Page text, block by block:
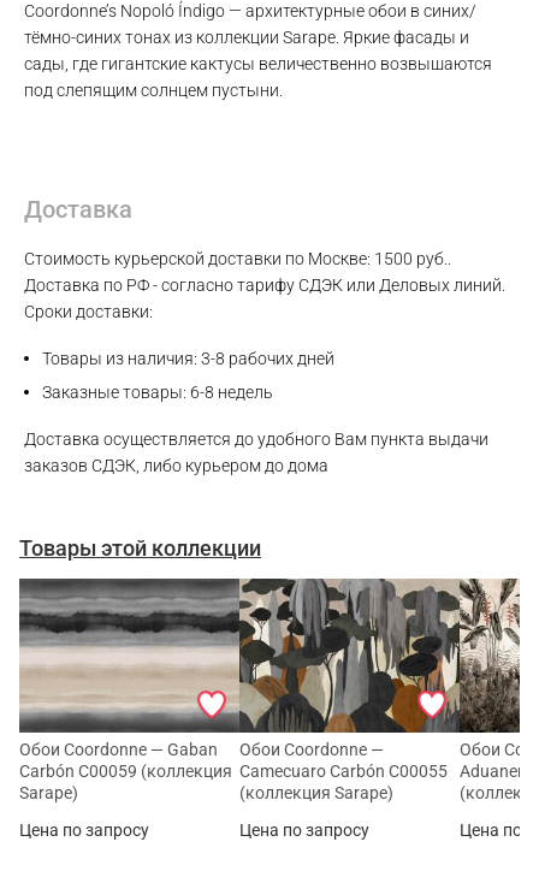
Coordonne’s Nopoló Índigo — архитектурные обои в синих/
тёмно-синих тонах из коллекции Sarape. Яркие фасады и
сады, где гигантские кактусы величественно возвышаются
под слепящим солнцем пустыни.
Доставка
Стоимость курьерской доставки по Москве: 1500 руб..
Доставка по РФ - согласно тарифу СДЭК или Деловых линий.
Сроки доставки:
Товары из наличия: 3-8 рабочих дней
Заказные товары: 6-8 недель
Доставка осуществляется до удобного Вам пункта выдачи
заказов СДЭК, либо курьером до дома
Товары этой коллекции
Обои Coordonne — Gaban
Carbón C00059 (коллекция
Sarape)
Цена по запросу
Обои Coordonne —
Camecuaro Carbón C00055
(коллекция Sarape)
Цена по запросу
Обои
Aduanero
Цена по